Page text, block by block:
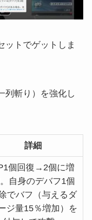
ットでゲットしま
列斬り）を強化し
詳細
個回復→2個に増
自身のデバフ1個
でバフ（与えるダ
ジ量15％増加）を